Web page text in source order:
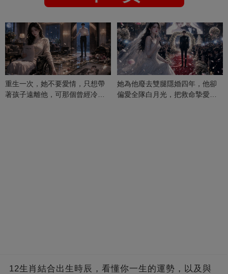
重生一次，她不要愛情，只想帶
著孩子遠離他，可那個曾經冷漠
她為他廢去雙腿隱婚四年，他卻
偏愛全隊白月光，把救命摯愛當
12生肖結合出生時辰，看懂你一生的運勢，以及與